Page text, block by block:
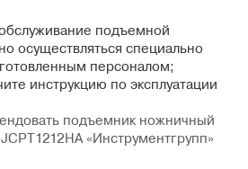
подъемной
осуществляться специально
персоналом;
инструкцию по эксплуатации
подъемник ножничный
«Инструментгрупп»